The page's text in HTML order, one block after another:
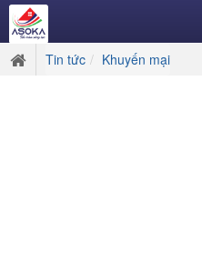
Tin tức Khuyến mại